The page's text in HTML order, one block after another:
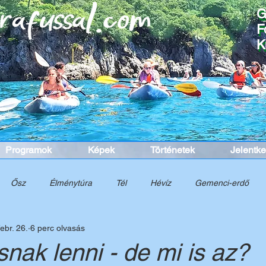
Programok Képek Történetek
Ősz Élménytúra Tél Hévíz Gemenci-erdő
Túra Tavasz
lenni - de mi is az?
26. 6 perc olvasás